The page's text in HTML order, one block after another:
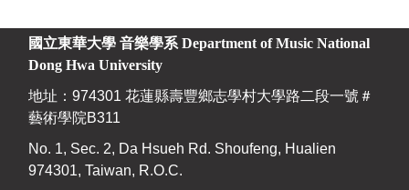
國立東華大學 音樂學系 Department of Music National
Dong Hwa University
地址：974301 花蓮縣壽豐鄉志學村大學路二段一號＃
藝術學院B311
No. 1, Sec. 2, Da Hsueh Rd. Shoufeng, Hualien
974301, Taiwan, R.O.C.